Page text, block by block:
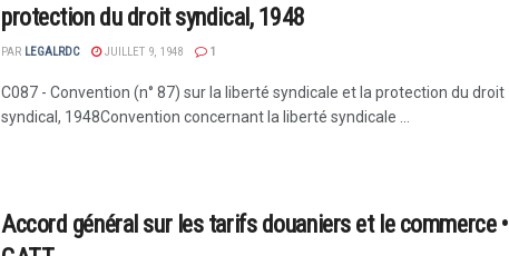
protection du droit syndical, 1948
PAR LEGALRDC JUILLET 9, 1948 1
C087 - Convention (n° 87) sur la liberté syndicale et la protection du droit
syndical, 1948Convention concernant la liberté syndicale ...
Accord général sur les tarifs douaniers et le commerce •